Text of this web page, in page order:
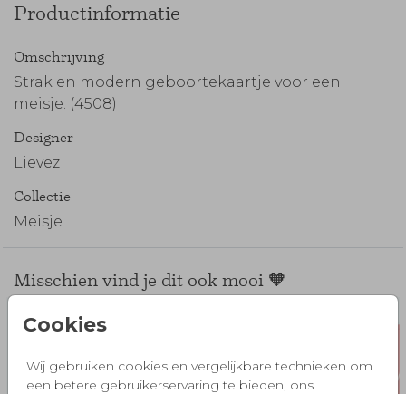
Cookies
Wij gebruiken cookies en vergelijkbare technieken om
een betere gebruikerservaring te bieden, ons
Productinformatie
Omschrijving
Strak en modern geboortekaartje voor een
meisje. (4508)
Designer
Lievez
Collectie
Meisje
Misschien vind je dit ook mooi 🧡